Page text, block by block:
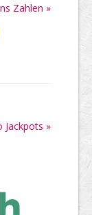
Zahlen »
Jackpots »